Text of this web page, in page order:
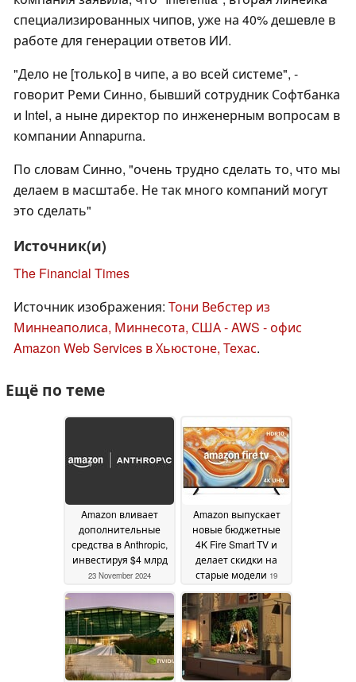
специализированных чипов, уже на 40% дешевле в
работе для генерации ответов ИИ.
"Дело не [только] в чипе, а во всей системе", -
говорит Реми Синно, бывший сотрудник Софтбанка
и Intel, а ныне директор по инженерным вопросам в
компании Annapurna.
По словам Синно, "очень трудно сделать то, что мы
делаем в масштабе. Не так много компаний могут
это сделать"
Источник(и)
The Financial Times
Источник изображения: Тони Вебстер из
Миннеаполиса, Миннесота, США - AWS - офис
Amazon Web Services в Хьюстоне, Техас.
Ещё по теме
Amazon вливает
дополнительные
средства в Anthropic,
инвестируя $4 млрд
23 November 2024
Amazon выпускает
новые бюджетные
4K Fire Smart TV и
делает скидки на
старые модели 19
November 2024